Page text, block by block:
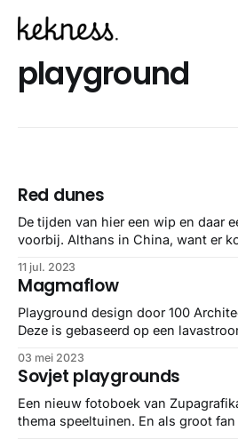
playground
Red dunes
De tijden van hier een wip en daar
voorbij. Althans in China, want er
Guangdong.
11 jul. 2023
Magmaflow
Playground design door 100
Deze is gebaseerd op een
Shanghai of Shenzen) zijn minstens
03 mei 2023
Sovjet playgrounds
Een nieuw fotoboek van
thema speeltuinen. En als groot